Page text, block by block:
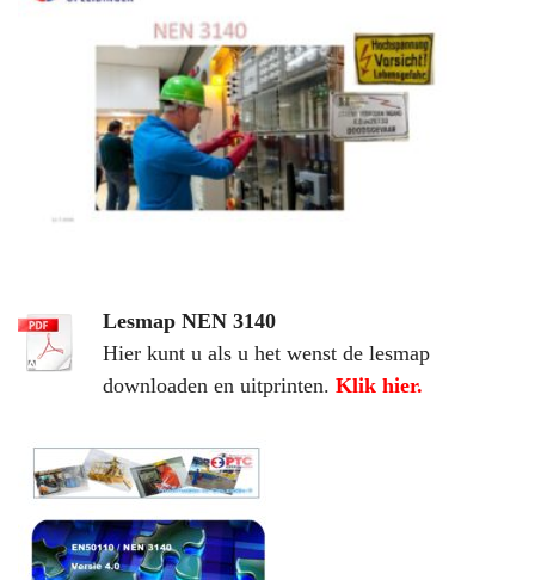
Lesmap NEN 3140
Hier kunt u als u het wenst de lesmap
downloaden en uitprinten. Klik hier.